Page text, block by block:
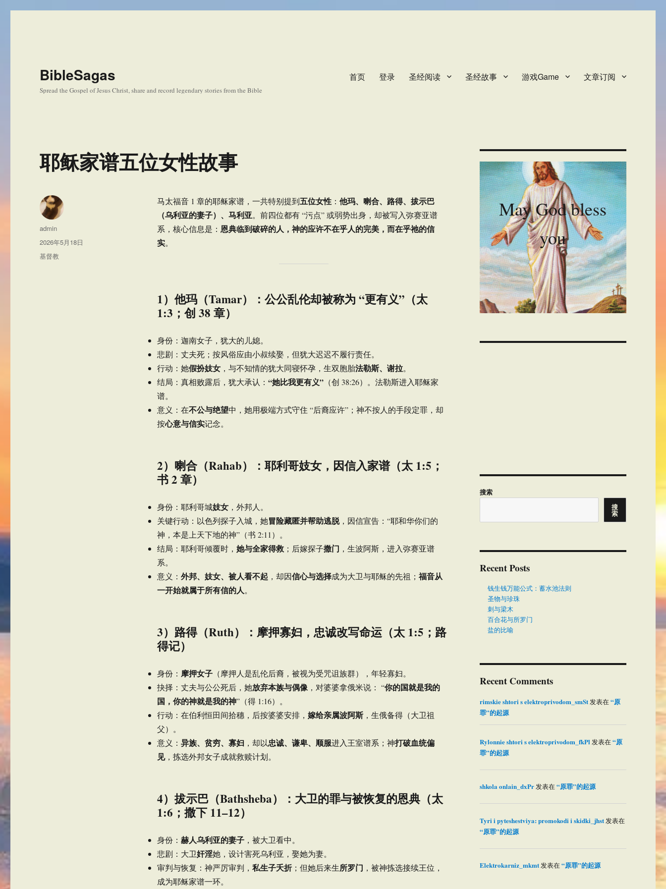
BibleSagas
Spread the Gospel of Jesus Christ, share and record legendary stories from the Bible
首页 登录 圣经阅读 圣经故事 游戏Game 文章订阅
耶稣家谱五位女性故事
马太福音 1 章的耶稣家谱，一共特别提到五位女性： 他玛、喇合、路得、拔示巴
（乌利亚的妻子）、马利亚。前四位都有 “污点” 或弱势出身，却被写入弥赛亚谱
系，核心信息是： 恩典临到破碎的人，神的应许不在乎人的完美，而在乎祂的信
实。
1）他玛（Tamar）：公公乱伦却被称为 “更有义”（太
1:3；创 38 章）
身份：迦南女子，犹大的儿媳。
悲剧：丈夫死；按风俗应由小叔续娶，但犹大迟迟不履行责任。
行动：她假扮妓女，与不知情的犹大同寝怀孕，生双胞胎法勒斯、谢拉。
结局：真相败露后，犹大承认： “她比我更有义”（创 38:26）。法勒斯进入耶稣家
谱。
意义：在不公与绝望中，她用极端方式守住 “后裔应许”；神不按人的手段定罪，却
按心意与信实记念。
2）喇合（Rahab）：耶利哥妓女，因信入家谱（太 1:5；
书 2 章）
身份：耶利哥城妓女，外邦人。
关键行动：以色列探子入城，她冒险藏匿并帮助逃脱，因信宣告：“耶和华你们的
神，本是上天下地的神”（书 2:11）。
结局：耶利哥倾覆时， 她与全家得救；后嫁探子撒门 ，生波阿斯，进入弥赛亚谱
系。
意义： 外邦、妓女、被人看不起 ，却因信心与选择成为大卫与耶稣的先祖； 福音从
一开始就属于所有信的人。
3）路得（Ruth）：摩押寡妇，忠诚改写命运（太 1:5；路
得记）
身份： 摩押女子（摩押人是乱伦后裔，被视为受咒诅族群），年轻寡妇。
抉择：丈夫与公公死后，她放弃本族与偶像 ，对婆婆拿俄米说： “你的国就是我的
国，你的神就是我的神”（得 1:16）。
行动：在伯利恒田间拾穗，后按婆婆安排， 嫁给亲属波阿斯，生俄备得（大卫祖
父）。
意义： 异族、贫穷、寡妇 ，却以忠诚、谦卑、顺服进入王室谱系；神打破血统偏
见，拣选外邦女子成就救赎计划。
4）拔示巴（Bathsheba）：大卫的罪与被恢复的恩典（太
1:6；撒下 11–12）
身份： 赫人乌利亚的妻子，被大卫看中。
悲剧：大卫奸淫她，设计害死乌利亚，娶她为妻。
审判与恢复：神严厉审判， 私生子夭折；但她后来生所罗门 ，被神拣选接续王位，
成为耶稣家谱一环。
作
者
admin
发
布
于
2026年5月18日
分
基督教
May God bless
you
搜索
搜
索
Recent Posts
钱生钱万能公式：蓄水池法则
圣物与珍珠
刺与梁木
百合花与所罗门
盐的比喻
Recent Comments
rimskie shtori s elektroprivodom_smSt发表在“原
罪”的起源
Rylonnie shtori s elektroprivodom_fkPl发表在“原
罪”的起源
shkola onlain_dxPr发表在“原罪”的起源
Tyri i pyteshestviya: promokodi i skidki_jhst发表在
“原罪”的起源
Elektrokarniz_mkmt发表在“原罪”的起源